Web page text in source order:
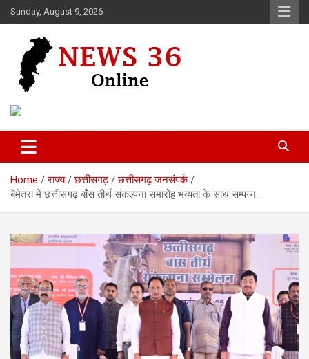
Skip
to
Sunday, August 9, 2026
News 36
Home राज्य छत्तीसगढ़
छत्तीसगढ़ जनसंपर्क
बेमेतरा में छत्तीसगढ़ बाँस तीर्थ संकल्पना समारोह भव्यता के साथ सम्पन्न….